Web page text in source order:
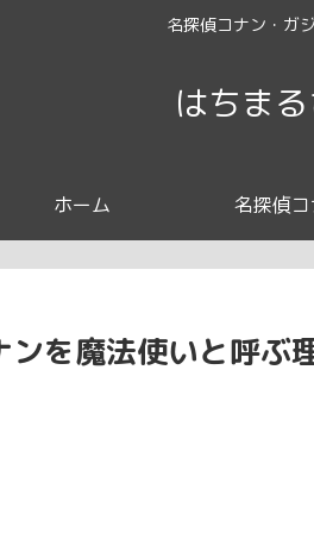
名探偵コナン・ガ
はちま
ホーム 名探偵
を魔法使いと呼ぶ